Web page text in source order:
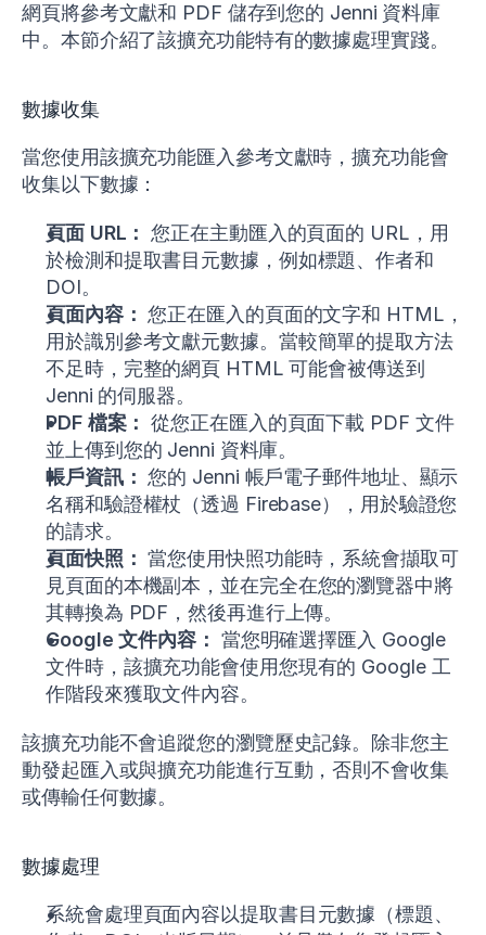
網頁將參考文獻和 PDF 儲存到您的 Jenni 資料庫
中。本節介紹了該擴充功能特有的數據處理實踐。
數據收集
當您使用該擴充功能匯入參考文獻時，擴充功能會
收集以下數據：
頁面 URL： 您正在主動匯入的頁面的 URL，用
於檢測和提取書目元數據，例如標題、作者和
DOI。
頁面內容： 您正在匯入的頁面的文字和 HTML，
用於識別參考文獻元數據。當較簡單的提取方法
不足時，完整的網頁 HTML 可能會被傳送到
Jenni 的伺服器。
PDF 檔案： 從您正在匯入的頁面下載 PDF 文件
並上傳到您的 Jenni 資料庫。
帳戶資訊： 您的 Jenni 帳戶電子郵件地址、顯示
名稱和驗證權杖（透過 Firebase），用於驗證您
的請求。
頁面快照： 當您使用快照功能時，系統會擷取可
見頁面的本機副本，並在完全在您的瀏覽器中將
其轉換為 PDF，然後再進行上傳。
Google 文件內容： 當您明確選擇匯入 Google
文件時，該擴充功能會使用您現有的 Google 工
作階段來獲取文件內容。
該擴充功能不會追蹤您的瀏覽歷史記錄。除非您主
動發起匯入或與擴充功能進行互動，否則不會收集
或傳輸任何數據。
數據處理
系統會處理頁面內容以提取書目元數據（標題、